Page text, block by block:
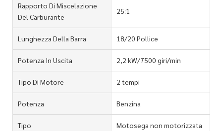
Rapporto Di Miscelazione
Del Carburante
25:1
Lunghezza Della Barra 18/20 Pollice
Potenza In Uscita 2,2 kW/7500 giri/min
Tipo Di Motore 2 tempi
Potenza Benzina
Tipo Motosega non motorizzata